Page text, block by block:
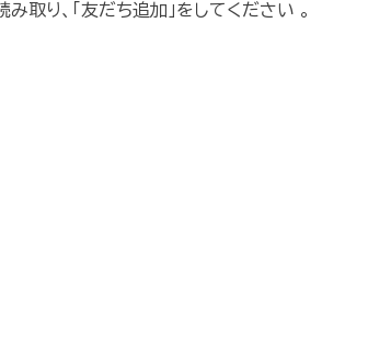
取り、「友だち追加」をしてください 。